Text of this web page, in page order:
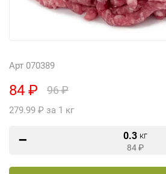
Арт 070389
84 ₽ 96 ₽
279.99 ₽ за 1 кг
0.3 кг
84₽